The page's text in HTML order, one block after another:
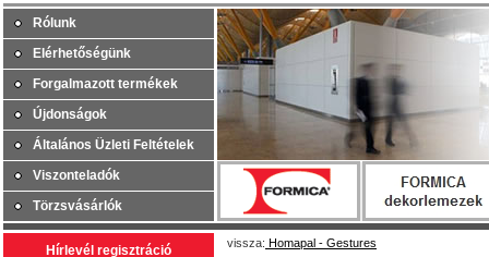
Rólunk
Elérhetőségünk
Forgalmazott termékek
Újdonságok
Általános Üzleti Feltételek
Viszonteladók
Törzsvásárlók
Hírlevél regisztráció vissza: Homapal - Gestures